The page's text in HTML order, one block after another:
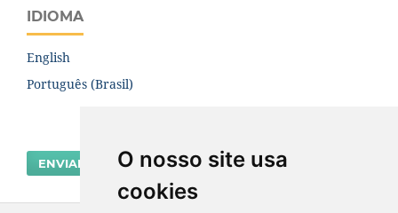
O nosso site usa
cookies
IDIOMA
English
Português (Brasil)
ENVIAR SUBMISSÃO